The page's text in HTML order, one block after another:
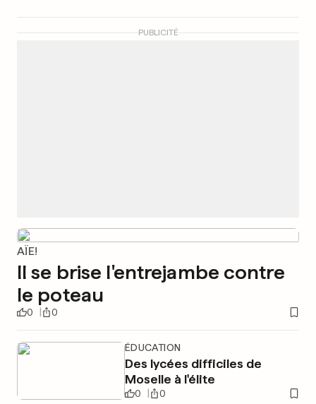
PUBLICITÉ
AÏE!
Il se brise l'entrejambe contre
le poteau
0 0
ÉDUCATION
Des lycées difficiles de
Moselle à l'élite
0 0